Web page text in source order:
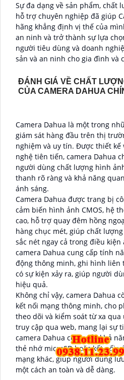
Sự đa dạng về sản phẩm, chất
hỗ trợ chuyên nghiệp đã giúp
hãng khẳng định vị thế của
an ninh và trở thành sự lựa
người tiêu dùng và doanh
sản và an ninh cho gia đình và
ĐÁNH GIÁ VỀ CHẤT
CỦA CAMERA DAHUA
Camera Dahua là một trong
giám sát hàng đầu trên thị
nghiệm và uy tín. Được thiết kế
nghệ tiên tiến, camera Dahua
người dùng chất lượng hình
thanh rõ ràng và khả năng
ánh sáng.
Camera Dahua được trang bị
cảm biến hình ảnh CMOS, hệ
cao, hỗ trợ quay đêm hồng
hàng chục mét, giúp chất
sắc nét ngay cả trong điều
camera Dahua cung cấp tính
động thông minh, ghi hình liên
có sự kiện xảy ra, giúp người
hiệu quả.
Không chỉ vậy, camera Dahua
kết nối mạng thông minh, cho
theo dõi và kiểm soát từ xa
truy cập qua web, mang lại sự
camera Dahua cung cấp khả
thẻ nhớ microSD hoặc kết nối
mạng khác, giúp người dùng
một cách an toàn và dễ dàng.